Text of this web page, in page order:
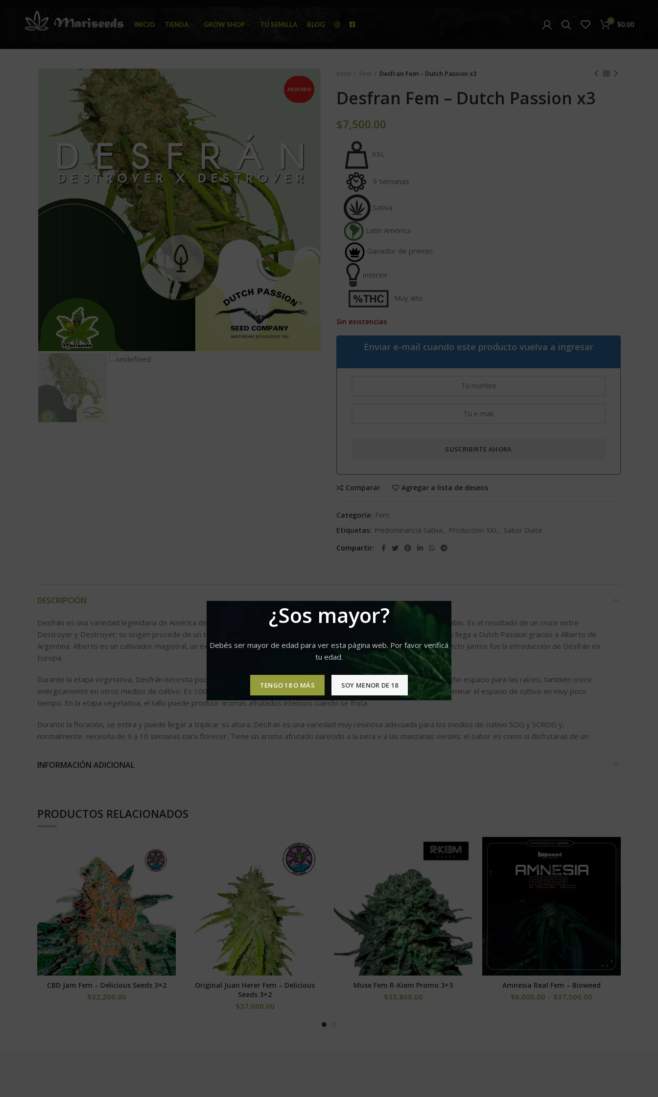
¿Sos mayor?
Debés ser mayor de edad para ver esta página web. Por favor verificá
tu edad.
TENGO 18 O MÁS SOY MENOR DE 18
INICIO TIENDA GROW SHOP TU SEMILLA BLOG 0 $0.00
AGOTADO
Inicio Fem Desfran Fem – Dutch Passion x3
Desfran Fem – Dutch Passion x3
$7,500.00
XXL
9 Semanas
Sativa
Latin America
Ganador de premio
Interior
Muy alto
Sin existencias
Enviar e-mail cuando este producto vuelva a ingresar
Comparar Agregar a lista de deseos
Categoría: Fem
Etiquetas: Predominancia Sativa , Produccion XXL , Sabor Dulce
Compartir
DESCRIPCIÓN
Desfrán es una variedad legendaria de América del Sur, ganadora de múltiples premios en distintas competiciones de cannabis. Es el resultado de un cruce entre
Destroyer y Destroyer; su origen procede de un triple cruce de Oaxaca Mexicana, Colombia Punto Rojo y Meo Tailandesa y llega a Dutch Passion gracias a Alberto de
Argentina. Alberto es un cultivador magistral, un experto del cannabis y propietario de Revista Haze . Nuestro primer proyecto juntos fue la introducción de Desfrán en
Europa.
Durante la etapa vegetativa, Desfrán necesita poca nutrición. Aunque crece bien en tierra, especialmente si dispone de mucho espacio para las raíces, también crece
enérgicamente en otros medios de cultivo. Es 100% Sativa; crece mucho en altura y desarrolla largas ramas que pueden dominar el espacio de cultivo en muy poco
tiempo. En la etapa vegetativa, el tallo puede producir aromas afrutados intensos cuando se frota.
Durante la floración, se estira y puede llegar a triplicar su altura. Desfrán es una variedad muy resinosa adecuada para los medios de cultivo SOG y SCROG y,
normalmente, necesita de 9 a 10 semanas para florecer. Tiene un aroma afrutado parecido a la pera y a las manzanas verdes; el sabor es como si disfrutaras de un
Para ser una Sativa, Desfrán produce unas inusuales flores compactas y densas. Al secarse, las flores parecen piñas glaseadas.
INFORMACIÓN ADICIONAL
PRODUCTOS RELACIONADOS
AÑADIR AL CARRITO
CBD Jam Fem – Delicious Seeds 3+2
$32,200.00
AÑADIR AL CARRITO
Original Juan Herer Fem – Delicious
Seeds 3+2
$37,000.00
SELECCIONAR OPCIONES
Muse Fem R-Kiem Promo 3+3
$33,800.00
SELECCIONAR OPCIONES
Amnesia Real Fem – Bioweed
$6,000.00 – $37,500.00